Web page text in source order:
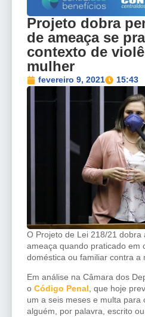
Projeto dobra
de ameaça se
contexto de
mulher
fevereiro 9, 2021 15:43
O Projeto de Lei 218/21 dobra
ameaça quando praticado em
doméstica ou familiar contra a
Em análise na Câmara dos
o Código Penal, que hoje
um a seis meses e multa para
alguém, por palavra, escrito